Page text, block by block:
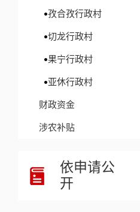
孜合孜行政村
切龙行政村
果宁行政村
亚休行政村
财政资金
涉农补贴
依申请公
开